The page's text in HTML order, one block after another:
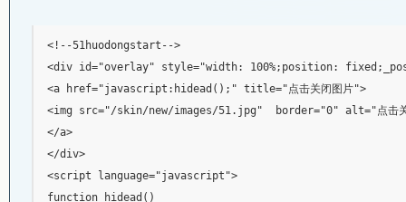
<!--51huodongstart-->
<div id="overlay" style="width: 100%;position:
<a href="javascript:hidead();" title="点击关闭图片">
<img src="/skin/new/images/51.jpg"  border="0" alt="点击
</a>
</div>
<script language="javascript">
function hidead()